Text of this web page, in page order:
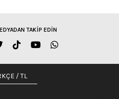
TAKİP EDİN
/ TL